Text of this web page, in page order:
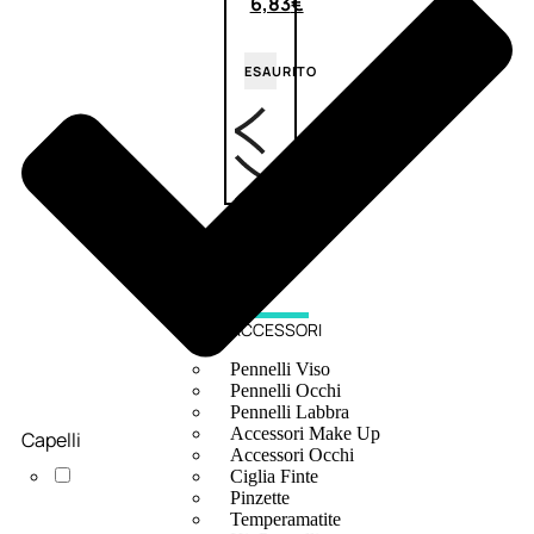
ESAURITO
ACCESSORI
Pennelli Viso
Pennelli Occhi
Pennelli Labbra
Accessori Make Up
Accessori Occhi
Ciglia Finte
Pinzette
Temperamatite
Capelli